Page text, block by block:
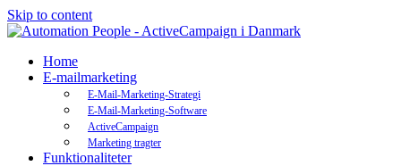
Skip to content
Home
E-mailmarketing
E-Mail-Marketing-Strategi
E-Mail-Marketing-Software
ActiveCampaign
Marketing tragter
Funktionaliteter